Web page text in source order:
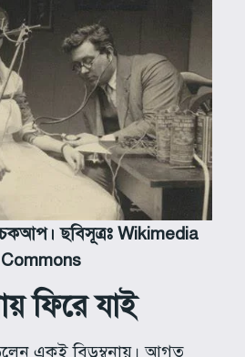
ছবিসূত্রঃ Wikimedia
Commons
ফিরে যাই
একই বিড়ম্বনায়। আগত